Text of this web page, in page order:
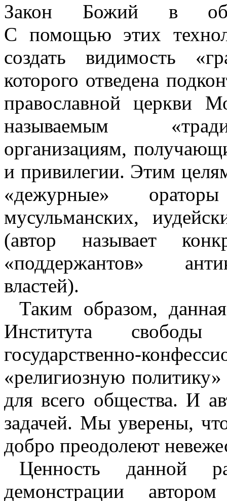
Закон Божий в
С помощью этих
создать видимость
которого отведена
православной церкви
называемым
организациям,
и привилегии. Этим
«дежурные»
мусульманских,
(автор называет
«поддержантов»
властей).
Таким образом,
Института
государственно-
«религиозную
для всего общества. И
задачей. Мы уверены,
добро преодолеют
Ценность данной
демонстрации